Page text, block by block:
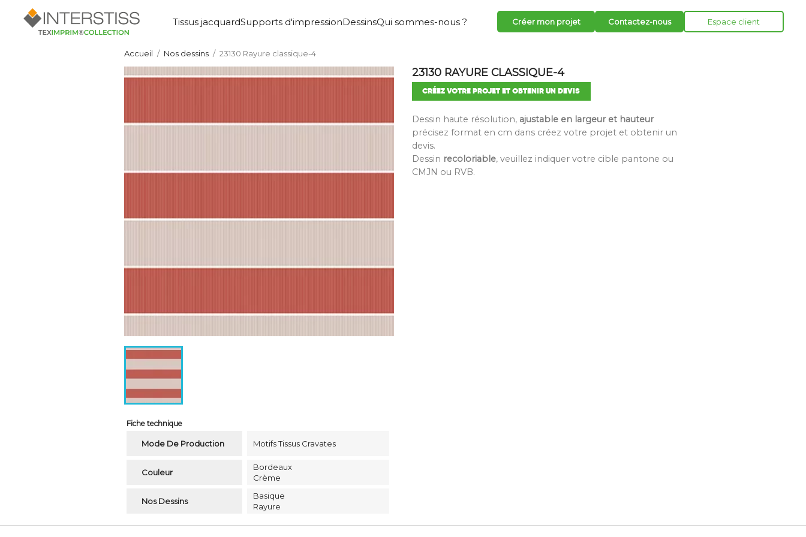
Tissus jacquardSupports d'impressionDessinsQui sommes-nous ? Créer mon projet Contactez-nous Espace client
Accueil Nos dessins 23130 Rayure classique-4
23130 RAYURE CLASSIQUE-4
CRÉEZ VOTRE PROJET ET OBTENIR UN DEVIS
Dessin haute résolution, ajustable en largeur et hauteur
précisez format en cm dans créez votre projet et obtenir un
devis.
Dessin recoloriable, veuillez indiquer votre cible pantone ou
CMJN ou RVB.
Fiche technique
Mode De Production Motifs Tissus Cravates
Couleur
Bordeaux
Crème
Nos Dessins
Basique
Rayure